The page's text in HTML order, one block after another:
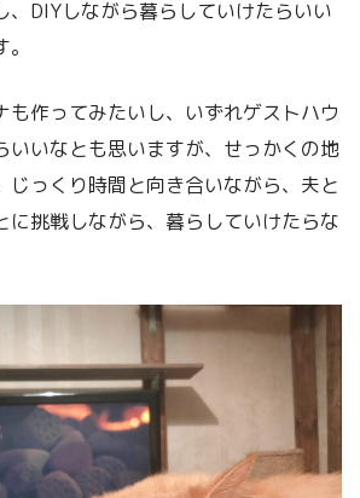
、DIYしながら暮らしていけたらいい
も作ってみたいし、いずれゲストハウ
いいなとも思いますが、せっかくの地
じっくり時間と向き合いながら、夫と
に挑戦しながら、暮らしていけたらな